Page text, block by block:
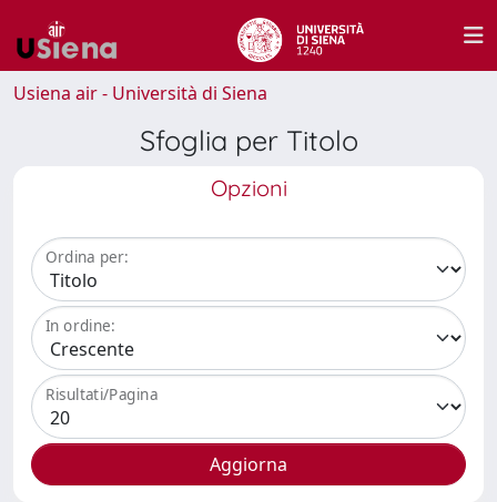
Usiena air - Università di Siena
Sfoglia per Titolo
Opzioni
Ordina per:
In ordine:
Risultati/Pagina